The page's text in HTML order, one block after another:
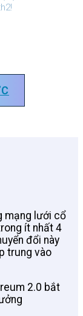
mạng lưới cổ
ít nhất 4
đổi này
trung vào
2.0 bắt